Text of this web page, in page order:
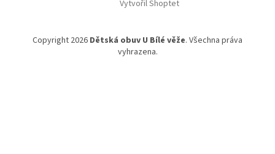
Vytvořil Shoptet
Copyright 2026 Dětská obuv U Bílé věže. Všechna práva
vyhrazena.